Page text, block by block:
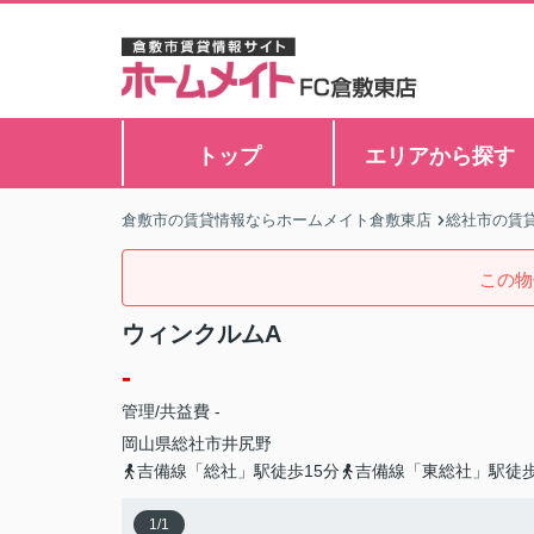
トップ エリアから探す
倉敷市の賃貸情報ならホームメイト倉敷東店 総社市の賃
この
ウィンクルムA
-
管理/共益費 -
岡山県総社市井尻野
吉備線「総社」駅徒歩15分
吉備線「東総社」駅徒
1/1